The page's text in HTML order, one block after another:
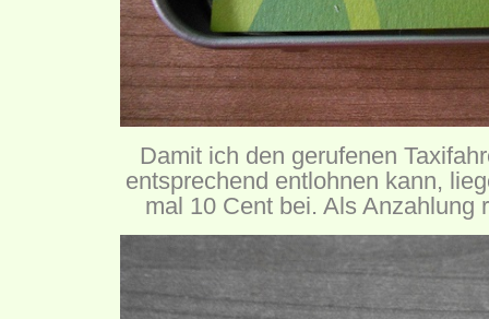
Damit ich den gerufenen
entsprechend entlohnen kann,
mal 10 Cent bei. Als Anzahlung